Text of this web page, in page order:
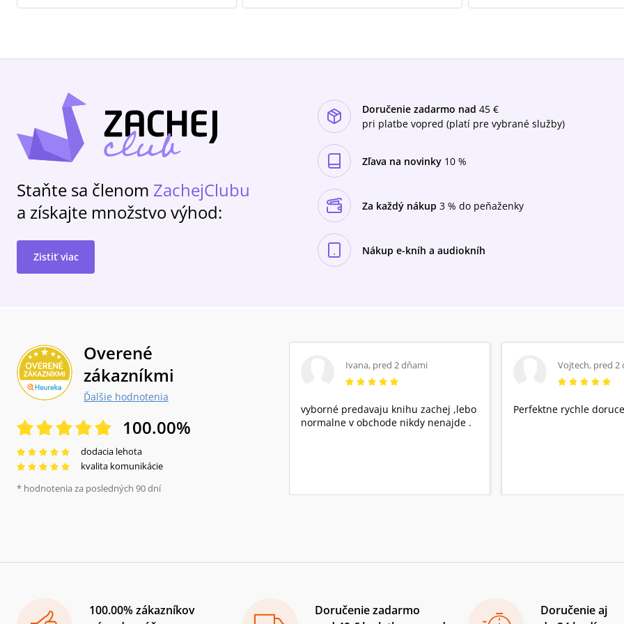
Staňte sa členom ZachejClubu
a získajte množstvo výhod:
Zistiť viac
Doručenie zadarmo nad 45 €
pri platbe vopred (platí pre vybrané služby)
Zľava na novinky 10 %
Za každý nákup 3 % do peňaženky
Nákup e-kníh a audiokníh
Overené
zákazníkmi
Ďalšie hodnotenia
100.00%
dodacia lehota
kvalita komunikácie
* hodnotenia za posledných 90 dní
Ivana, pred 2 dňami
vyborné predavaju knihu zachej ,lebo
normalne v obchode nikdy nenajde .
Vojtech, pred 2
Perfektne rychle
100.00% zákazníkov
Doručenie zadarmo
Doručenie aj